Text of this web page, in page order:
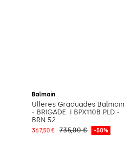
Balmain
Ulleres Graduades Balmain
- BRIGADE ­ I BPX­110B PLD ­
BRN 52
367,50 € 735,00 € -50%